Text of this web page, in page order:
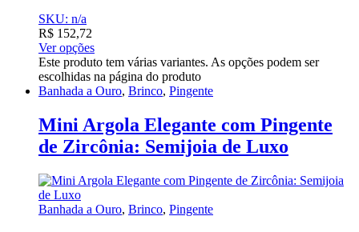
SKU: n/a
R$ 152,72
Ver opções
Este produto tem várias variantes. As opções podem ser
escolhidas na página do produto
Banhada a Ouro, Brinco, Pingente
Mini Argola Elegante com Pingente
de Zircônia: Semijoia de Luxo
Banhada a Ouro, Brinco, Pingente